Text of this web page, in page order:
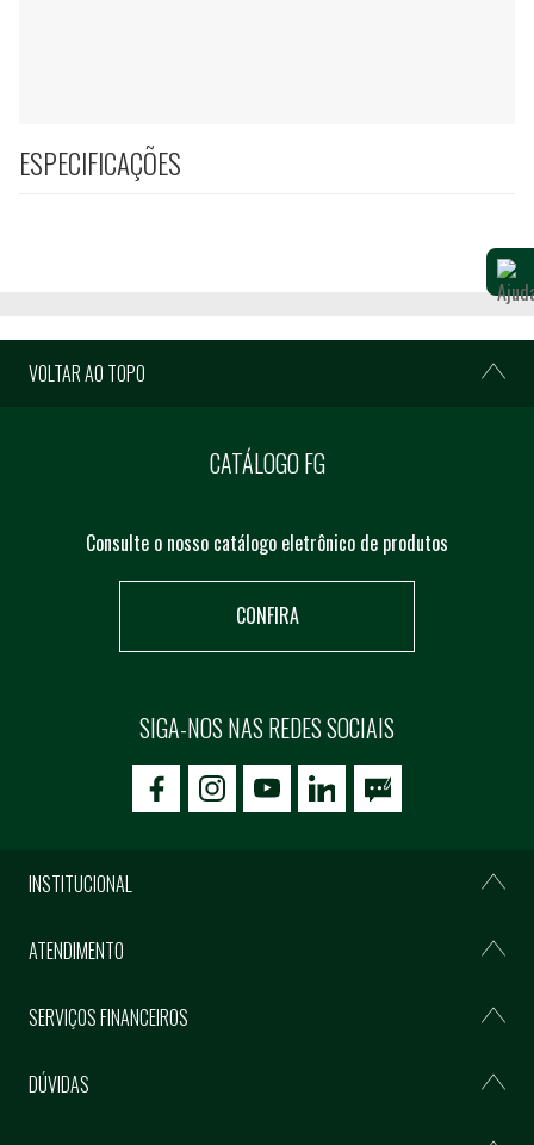
ESPECIFICAÇÕES
VOLTAR AO TOPO
CATÁLOGO FG
Consulte o nosso catálogo eletrônico de produtos
CONFIRA
SIGA-NOS NAS REDES SOCIAIS
icon-facebookicon-social02icon-social03
INSTITUCIONAL
ATENDIMENTO
SERVIÇOS FINANCEIROS
DÚVIDAS